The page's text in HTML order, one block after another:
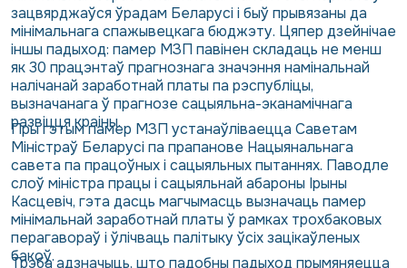
зацвярджаўся ўрадам Беларусі і быў прывязаны да
мінімальнага спажывецкага бюджэту. Цяпер дзейнічае
іншы падыход: памер МЗП павінен складаць не менш
як 30 працэнтаў прагнознага значэння намінальнай
налічанай заработнай платы па рэспубліцы,
вызначанага ў прагнозе сацыяльна-эканамічнага
развіцця краіны.
Пры гэтым памер МЗП устанаўліваецца Саветам
Міністраў Беларусі па прапанове Нацыянальнага
савета па працоўных і сацыяльных пытаннях. Паводле
слоў міністра працы і сацыяльнай абароны Ірыны
Касцевіч, гэта дасць магчымасць вызначаць памер
мінімальнай заработнай платы ў рамках трохбаковых
перагавораў і ўлічваць палітыку ўсіх зацікаўленых
бакоў.
Трэба адзначыць, што падобны падыход прымяняецца